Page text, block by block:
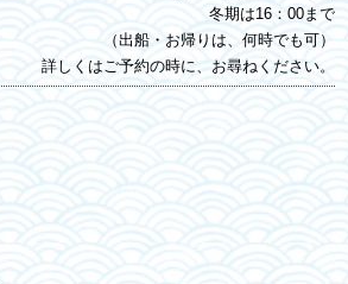
冬期は16：00まで
（出船・お帰りは、何時でも可）
詳しくはご予約の時に、お尋ねください。